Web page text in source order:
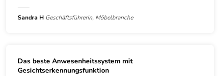
Sandra H Geschäftsführerin, Möbelbranche
Das beste Anwesenheitssystem mit
Gesichtserkennungsfunktion